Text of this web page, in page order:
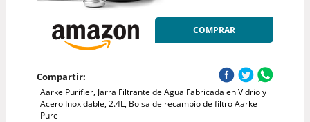
COMPRAR
Compartir:
Aarke Purifier, Jarra Filtrante de Agua Fabricada en Vidrio y
Acero Inoxidable, 2.4L, Bolsa de recambio de filtro Aarke
Pure